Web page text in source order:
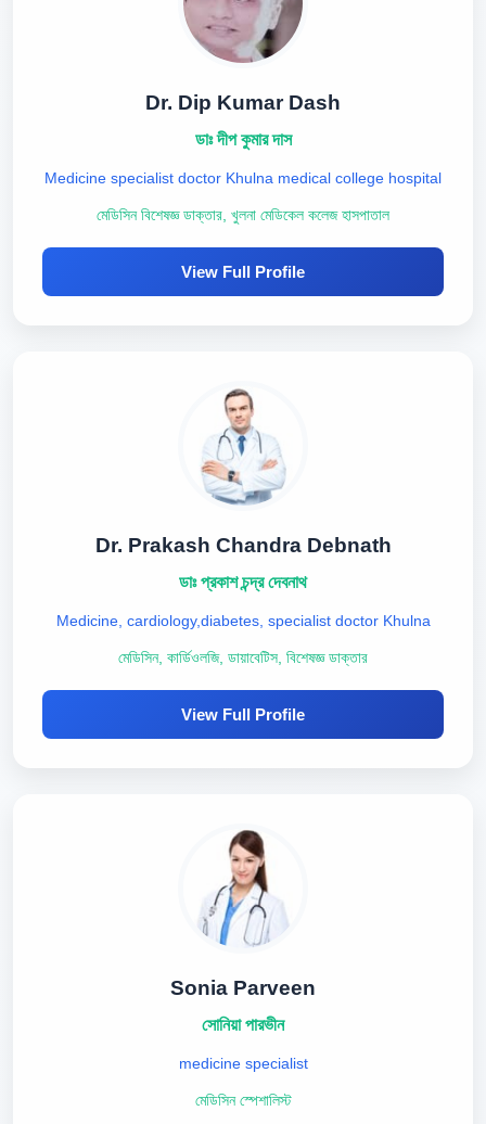
Dr. Dip Kumar Dash
ডাঃ দীপ কুমার দাস
Medicine specialist doctor Khulna medical college hospital
মেডিসিন বিশেষজ্ঞ ডাক্তার, খুলনা মেডিকেল কলেজ হাসপাতাল
View Full Profile
Dr. Prakash Chandra Debnath
ডাঃ প্রকাশ চন্দ্র দেবনাথ
Medicine, cardiology,diabetes, specialist doctor Khulna
মেডিসিন, কার্ডিওলজি, ডায়াবেটিস, বিশেষজ্ঞ ডাক্তার
View Full Profile
Sonia Parveen
সোনিয়া পারভীন
medicine specialist
মেডিসিন স্পেশালিস্ট